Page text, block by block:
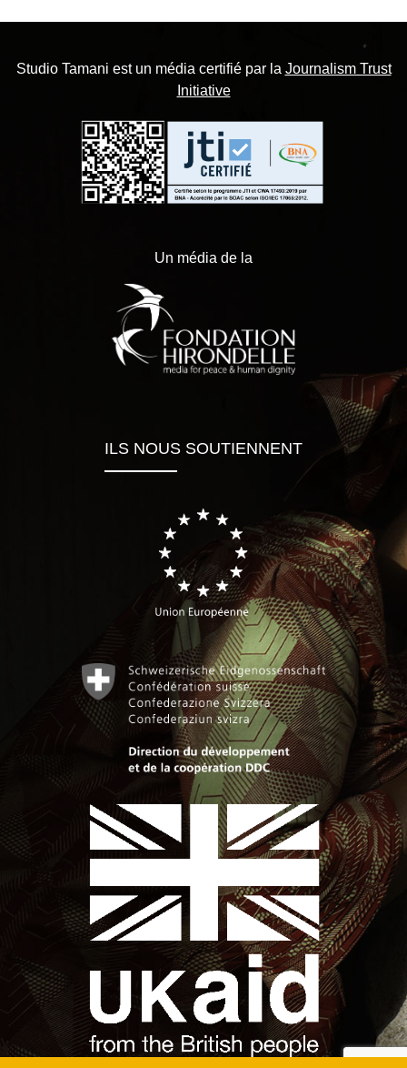
Studio Tamani est un média certifié par la Journalism Trust
Initiative
Un média de la
ILS NOUS SOUTIENNENT